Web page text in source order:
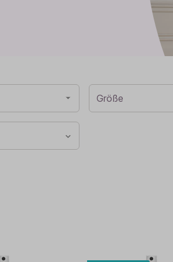
Größe